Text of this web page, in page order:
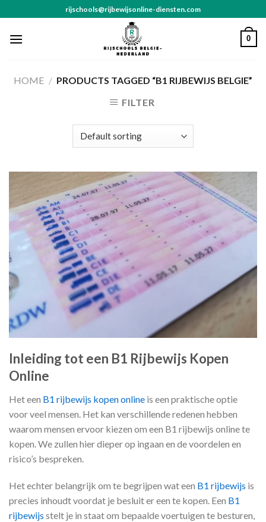
to
content
rijschools@rijbewijsonline-diensten.com
0
HOME / PRODUCTS TAGGED “B1 RIJBEWIJS BELGIE”
FILTER
Inleiding tot een B1 Rijbewijs Kopen
Online
Het een B1 rijbewijs kopen online is een praktische optie
voor veel mensen. Het kan verschillende redenen hebben
waarom mensen ervoor kiezen om een B1 rijbewijs online te
kopen. We zullen hier dieper op ingaan en de voordelen en
risico’s bespreken.
Het echter belangrijk om te begrijpen wat een B1 rijbewijs is
precies inhoudt voordat je besluit er een te kopen. Een B1
rijbewijs stelt je in staat om bepaalde voertuigen te besturen,